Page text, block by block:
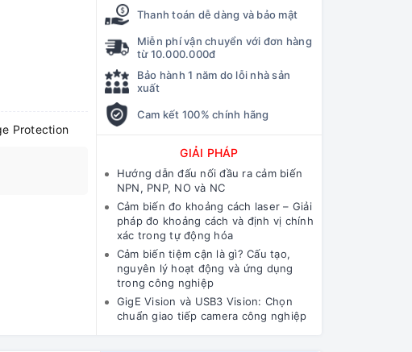
Protection
Thanh toán dễ dàng và bảo mật
Miễn phí vận chuyển với đơn hàng
từ 10.000.000đ
Bảo hành 1 năm do lỗi nhà sản
xuất
Cam kết 100% chính hãng
GIẢI PHÁP
Hướng dẫn đấu nối đầu ra cảm biến
NPN, PNP, NO và NC
Cảm biến đo khoảng cách laser – Giải
pháp đo khoảng cách và định vị chính
xác trong tự động hóa
Cảm biến tiệm cận là gì? Cấu tạo,
nguyên lý hoạt động và ứng dụng
trong công nghiệp
GigE Vision và USB3 Vision: Chọn
chuẩn giao tiếp camera công nghiệp